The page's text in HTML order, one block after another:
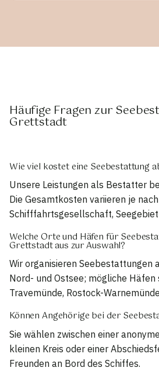
Häufige Fragen zur
Grettstadt
Wie viel kostet eine Seebestattung
Unsere Leistungen als Bestatter
Die Gesamtkosten variieren je nach
Schifffahrtsgesellschaft,
Welche Orte und Häfen für
Grettstadt aus zur Auswahl?
Wir organisieren Seebestattungen
Nord- und Ostsee; mögliche Häfen
Travemünde, Rostock-
Können Angehörige bei der
Sie wählen zwischen einer
kleinen Kreis oder einer
Freunden an Bord des Schiffes.